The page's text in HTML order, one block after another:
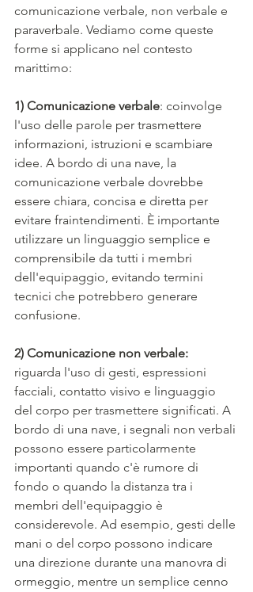
comunicazione verbale, non verbale e
paraverbale. Vediamo come queste
forme si applicano nel contesto
marittimo:
1) Comunicazione verbale: coinvolge
l'uso delle parole per trasmettere
informazioni, istruzioni e scambiare
idee. A bordo di una nave, la
comunicazione verbale dovrebbe
essere chiara, concisa e diretta per
evitare fraintendimenti. È importante
utilizzare un linguaggio semplice e
comprensibile da tutti i membri
dell'equipaggio, evitando termini
tecnici che potrebbero generare
confusione.
2) Comunicazione non verbale:
riguarda l'uso di gesti, espressioni
facciali, contatto visivo e linguaggio
del corpo per trasmettere significati. A
bordo di una nave, i segnali non verbali
possono essere particolarmente
importanti quando c'è rumore di
fondo o quando la distanza tra i
membri dell'equipaggio è
considerevole. Ad esempio, gesti delle
mani o del corpo possono indicare
una direzione durante una manovra di
ormeggio, mentre un semplice cenno